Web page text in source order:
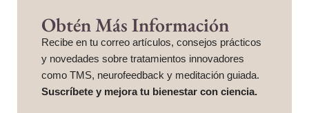
Obtén Más Información
Recibe en tu correo artículos, consejos prácticos
y novedades sobre tratamientos innovadores
como TMS, neurofeedback y meditación guiada.
Suscríbete y mejora tu bienestar con ciencia.